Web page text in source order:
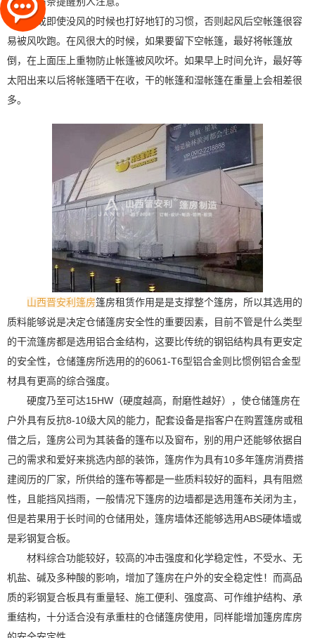
养成即使没风的时候也打好地钉的习惯，否则起风后空帐篷很容
易被风吹跑。在风很大的时候，如果要留下空帐篷，最好将帐篷放
倒，在上面压上重物防止帐篷被风吹坏。如果早上时间允许，最好等
太阳出来以后将帐篷晒干在收，干的帐篷和湿帐篷在重量上会相差很
多。
山西晋安利篷房篷房租赁作用是是支撑整个篷房，所以其选用的
质料能够说是决定仓储篷房安全性的重要因素，目前不管是什么类型
的干流篷房都是选用铝合金结构，这要比传统的钢铝结构具有更安定
的安全性，仓储篷房所选用的的6061-T6型铝合金则比惯例铝合金型
材具有更高的综合强度。
硬度乃至可达15HW（硬度越高，耐磨性越好），使仓储篷房在
户外具有反抗8-10级大风的能力，配套设备是指客户在购置篷房或租
借之后，篷房公司为其装备的篷布以及窗布，别的用户还能够依据自
己的需求和爱好来挑选内部的装饰，篷房作为具有10多年篷房消费搭
建阅历的厂家，所供给的篷布等都是一些质料较好的面料，具有阻燃
性，且能挡风挡雨，一般情况下篷房的边墙都是选用篷布关闭为主，
但是若果用于长时间的仓储用处，篷房墙体还能够选用ABS硬体墙或
是彩钢复合板。
材料综合功能较好，较高的冲击强度和化学稳定性，不受水、无
机盐、碱及多种酸的影响，增加了篷房在户外的安全稳定性！而高品
质的彩钢复合板具有重量轻、施工便利、强度高、可作维护结构、承
重结构，十分适合没有承重柱的仓储篷房使用，同样能增加篷房库房